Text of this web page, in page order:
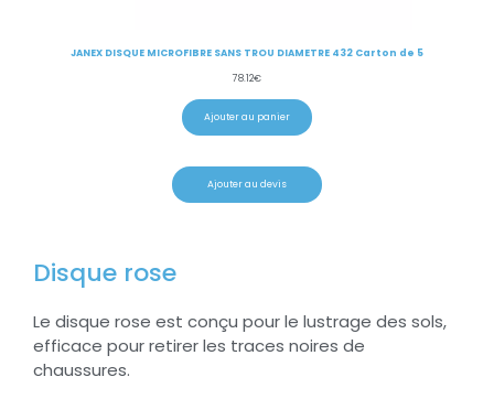
JANEX DISQUE MICROFIBRE SANS TROU DIAMETRE 432 Carton de 5
78.12€
Ajouter au panier
Ajouter au devis
Disque rose
Le disque rose est conçu pour le lustrage des sols,
efficace pour retirer les traces noires de
chaussures.